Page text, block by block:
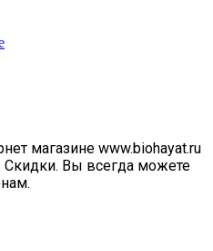
магазине www.biohayat.ru
Скидки. Вы всегда можете